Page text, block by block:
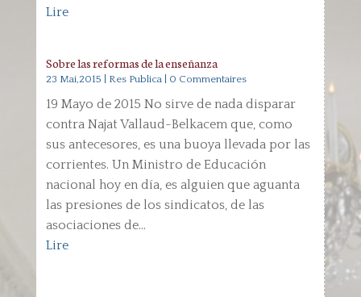
Lire
Sobre las reformas de la enseñanza
23 Mai,2015 Res Publica| 0 Commentaires
19 Mayo de 2015 No sirve de nada disparar
contra Najat Vallaud-Belkacem que, como
sus antecesores, es una buoya llevada por las
corrientes. Un Ministro de Educación
nacional hoy en día, es alguien que aguanta
las presiones de los sindicatos, de las
asociaciones de...
Lire